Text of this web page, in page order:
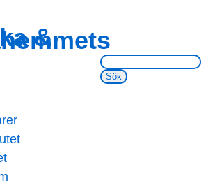
&
Sök på webbsidan: